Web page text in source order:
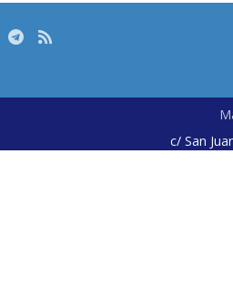
Telegram
RSS
c/ San